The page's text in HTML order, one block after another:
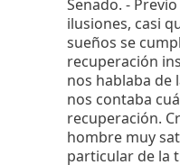
Senado. -
ilusiones, casi
sueños se
recuperación
nos hablaba de
nos contaba
recuperación.
hombre muy
particular de la